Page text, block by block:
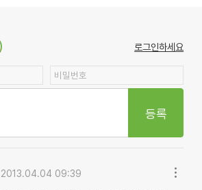
로그인하세요
등록
2013.04.04 09:39